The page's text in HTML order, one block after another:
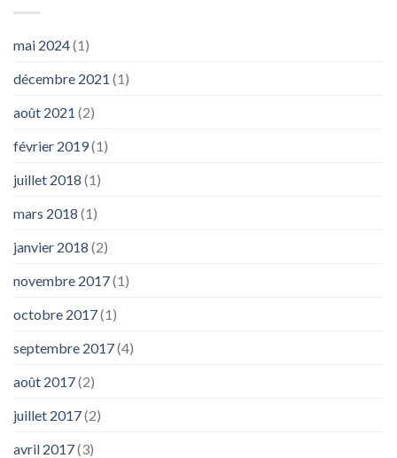
mai 2024(1)
décembre 2021 (1)
août 2021 (2)
février 2019(1)
juillet 2018 (1)
mars 2018 (1)
janvier 2018 (2)
novembre 2017(1)
octobre 2017(1)
septembre 2017(4)
août 2017(2)
juillet 2017(2)
avril 2017(3)